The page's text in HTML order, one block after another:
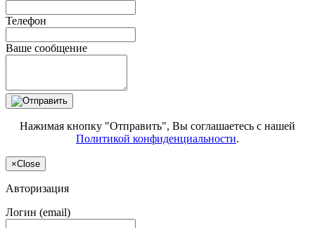
Телефон
Ваше сообщение
Нажимая кнопку "Отправить", Вы соглашаетесь с нашей
Политикой конфиденциальности.
×Close
Авторизация
Логин (email)